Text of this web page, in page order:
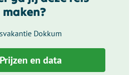
maken?
Dokkum
Prijzen en data